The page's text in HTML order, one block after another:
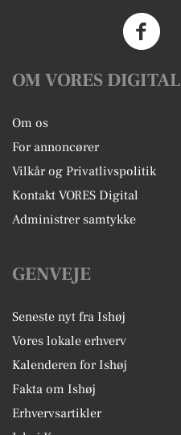
OM VORES DIGITAL
Om os
For annoncører
Vilkår og Privatlivspolitik
Kontakt VORES Digital
Administrer samtykke
GENVEJE
Seneste nyt fra Ishøj
Vores lokale erhverv
Kalenderen for Ishøj
Fakta om Ishøj
Erhvervsartikler